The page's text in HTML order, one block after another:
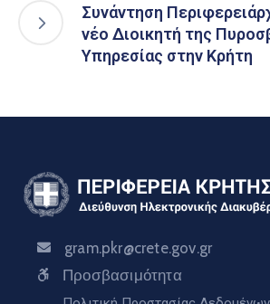
Συνάντηση
νέο Διοικητή της
Υπηρεσίας στην Κρήτη
gram.pkr@crete.gov.gr
Προσβασιμότητα